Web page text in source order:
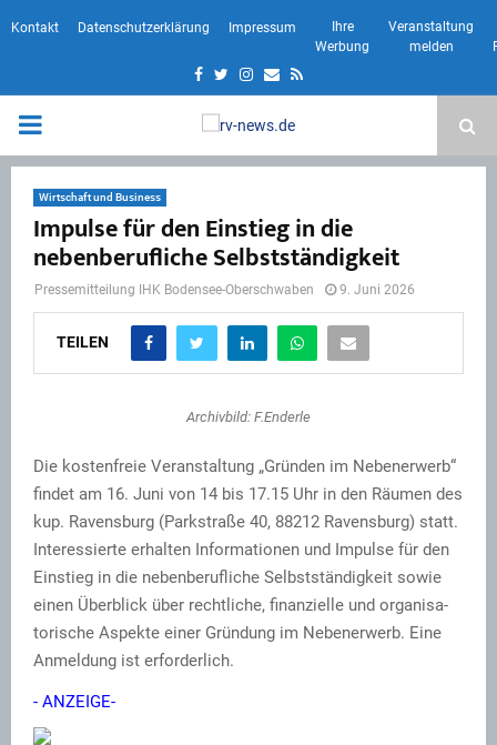
Kontakt Datenschutzerklärung Impressum
Ihre
Werbung
Veranstaltung
melden
Facebook
Twitter
Instagram
EmailRss
PRIMARY
MENU
Wirtschaft und Business
Impulse für den Einstieg in die
nebenberufliche Selbstständigkeit
Pressemitteilung IHK Bodensee-Oberschwaben 9. Juni 2026
TEILEN
Archivbild: F.Enderle
Die kostenfreie Veranstaltung „Gründen im Nebenerwerb“
findet am 16. Juni von 14 bis 17.15 Uhr in den Räumen des
kup. Ravensburg (Parkstraße 40, 88212 Ravensburg) statt.
Interessierte erhalten Informationen und Impulse für den
Einstieg in die nebenberufliche Selbstständigkeit sowie
einen Überblick über rechtliche, finanzielle und organisa­
torische Aspekte einer Gründung im Nebenerwerb. Eine
Anmeldung ist erforderlich.
- ANZEIGE-